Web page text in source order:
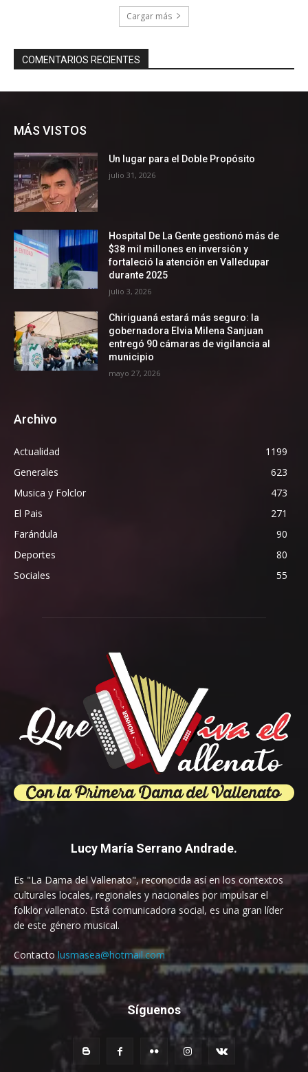
MÁS VISTOS
Un lugar para el Doble Propósito
julio 31, 2026
Hospital De La Gente gestionó más de
$38 mil millones en inversión y
fortaleció la atención en Valledupar
durante 2025
julio 3, 2026
Chiriguaná estará más seguro: la
gobernadora Elvia Milena Sanjuan
entregó 90 cámaras de vigilancia al
municipio
mayo 27, 2026
Archivo
Actualidad
1199
Generales
623
Musica y Folclor
473
El Pais
271
Farándula
90
Deportes
80
Sociales
55
Lucy María Serrano Andrade.
Es "La Dama del Vallenato", reconocida así en los contextos
culturales locales, regionales y nacionales por impulsar el
folklor vallenato. Está comunicadora social, es una gran líder
de este género musical.
Contacto lusmasea@hotmail.com
Síguenos